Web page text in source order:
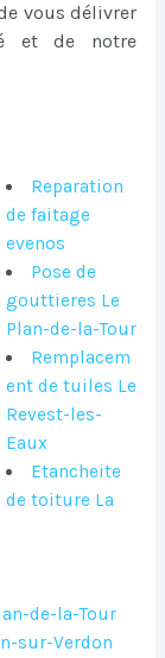
vous délivrer
et de notre
Reparation
de faitage
evenos
Pose de
gouttieres Le
Plan-de-la-Tour
Remplacem
ent de tuiles Le
Revest-les-
Eaux
Etancheite
de toiture La
de-la-Tour
sur-Verdon